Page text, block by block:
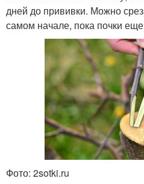
дней до прививки. Можно
самом начале, пока почки
Фото: 2sotki.ru